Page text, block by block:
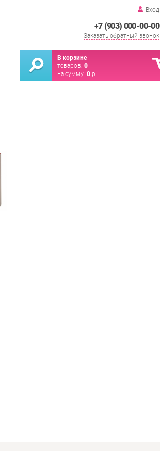
Вход
+7 (903) 000-00-00
Заказать обратный звонок
В корзине
товаров: 0
на сумму: 0 р.